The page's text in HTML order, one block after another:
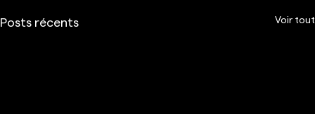
Posts récents Voir tout